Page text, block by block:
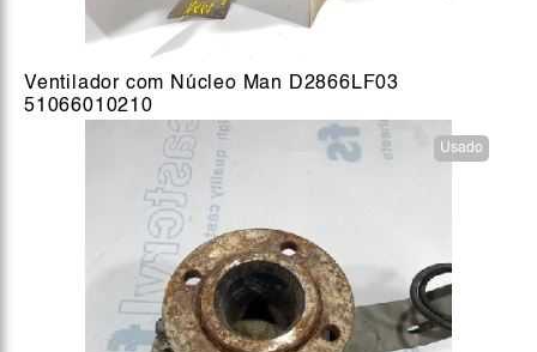
Ventilador com Núcleo Man D2866LF03
51066010210
Usado